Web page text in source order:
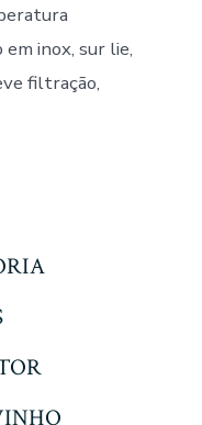
inox, sur lie,
filtração,